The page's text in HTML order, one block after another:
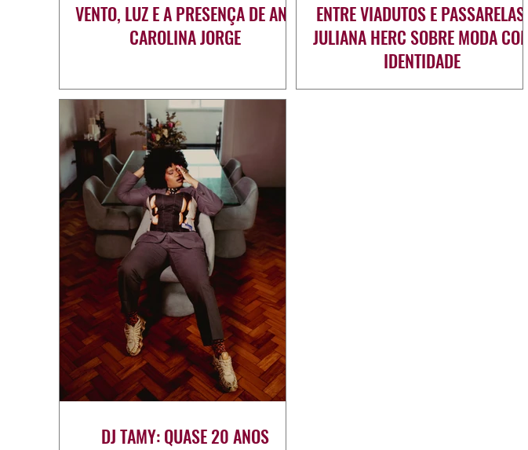
VENTO, LUZ E A PRESENÇA DE ANA
CAROLINA JORGE
ENTRE VIADUTOS E PASSARELAS:
JULIANA HERC SOBRE MODA COM
IDENTIDADE
DJ TAMY: QUASE 20 ANOS